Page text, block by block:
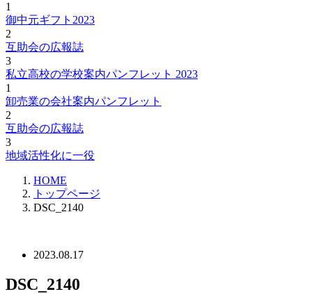
1
御中元ギフト2023
2
互助会の広報誌
3
私立高校の学校案内パンフレット 2023
1
卸売業の会社案内パンフレット
2
互助会の広報誌
3
地域活性化に一役
HOME
トップページ
DSC_2140
2023.08.17
DSC_2140